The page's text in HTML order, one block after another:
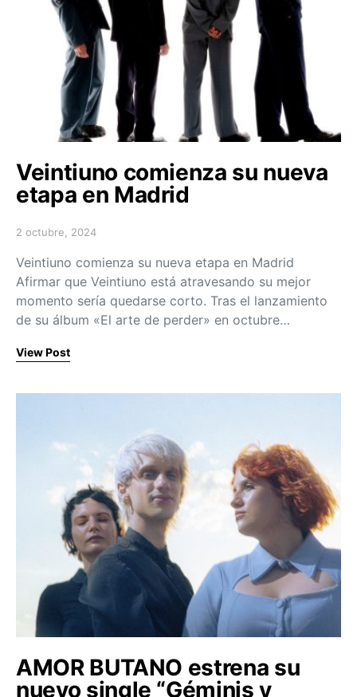
Veintiuno comienza su nueva
etapa en Madrid
Posted on
2 octubre, 2024
Veintiuno comienza su nueva etapa en Madrid
Afirmar que Veintiuno está atravesando su mejor
momento sería quedarse corto. Tras el lanzamiento
de su álbum «El arte de perder» en octubre…
View Post
AMOR BUTANO estrena su
nuevo single “Géminis y